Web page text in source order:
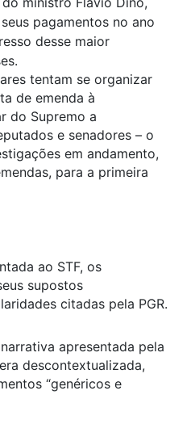
pagamentos no ano
desse maior
tentam se organizar
de emenda à
do Supremo a
e senadores – o
em andamento,
para a primeira
ao STF, os
supostos
citadas pela PGR.
apresentada pela
descontextualizada,
“genéricos e